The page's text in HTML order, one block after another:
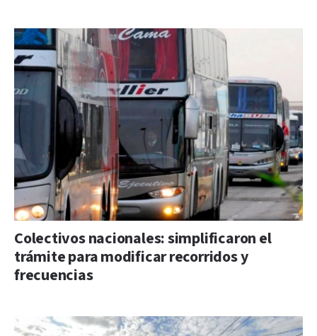
Colectivos nacionales: simplificaron el
trámite para modificar recorridos y
frecuencias